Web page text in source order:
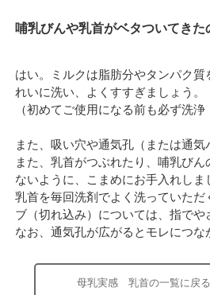
哺乳びんや乳首がベタついてきた
はい。ミルクは脂肪分やタンパク
れいに洗い、よくすすぎましょう。
（初めてご使用になる前も必ず洗浄
また、吸い穴や通気孔（または通
また、乳首がつぶれたり、哺乳び
ないように、こまめにお手入れしま
乳首を毎回洗剤でよく洗っていた
ブ（切れ込み）については、指でや
なお、通気孔が広がるとモレにつ
母乳実感 乳首の一覧に戻る